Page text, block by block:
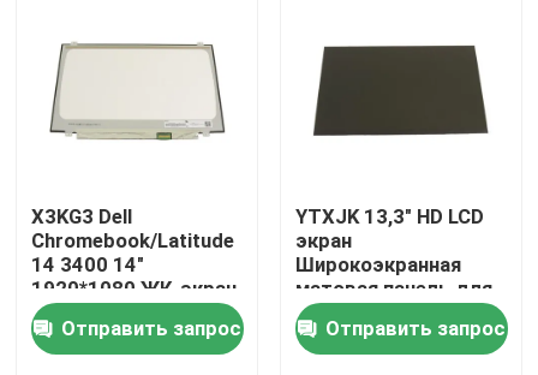
Контакты
Продукция
Видео
Замена экрана Lenovo LCD
Замена экрана Dell LCD
X3KG3 Dell
Chromebook/Latitude
14 3400 14"
1920*1080 ЖК-экран
Матовая панель
Отправить запрос
YTXJK 13,3" HD LCD
экран
Широкоэкранная
матовая панель для
Dell OEM Latitude
5300/7300
NT133WHM-N61
Отправить запрос